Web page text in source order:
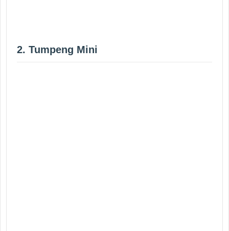
2. Tumpeng Mini